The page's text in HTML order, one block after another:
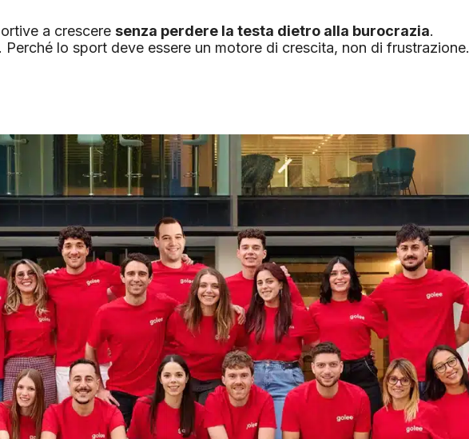
a crescere senza perdere la testa dietro alla burocrazia.
lo sport deve essere un motore di crescita, non di frustrazione.